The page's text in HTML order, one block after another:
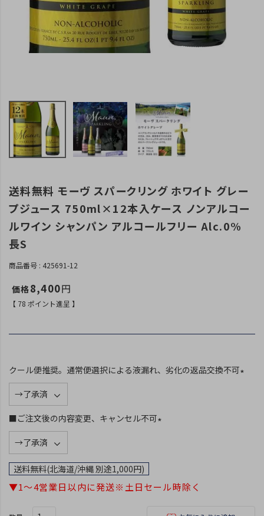
送料無料 モーヴ スパークリング ホワイト グレー
プジュース 750ml×12本入ケース ノンアルコー
ルワイン シャンパン アルコールフリー Alc.0%
長S
商品番号 425691-12
8,400
【 78 ポイント進呈 】
クール便推奨。通常便選択による液漏れ、劣化の返品交換不可
■ご注文後の内容変更、キャンセル不可
送料無料(北海道/沖縄 別途1,000円)
▼1～4営業日以内に発送※土日セール時除く